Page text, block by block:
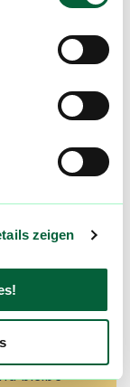
zeigen
welche
bleibe